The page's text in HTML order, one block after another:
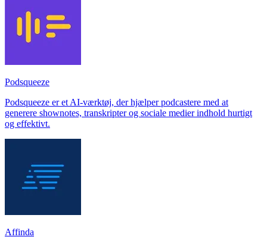
Podsqueeze
Podsqueeze er et AI-værktøj, der hjælper podcastere med at
generere shownotes, transkripter og sociale medier indhold hurtigt
og effektivt.
Affinda